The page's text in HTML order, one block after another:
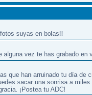
suyas en bolas!!
vez te has grabado en
que han arruinado tu día de
sacar una sonrisa a miles
¡Postea tu ADC!